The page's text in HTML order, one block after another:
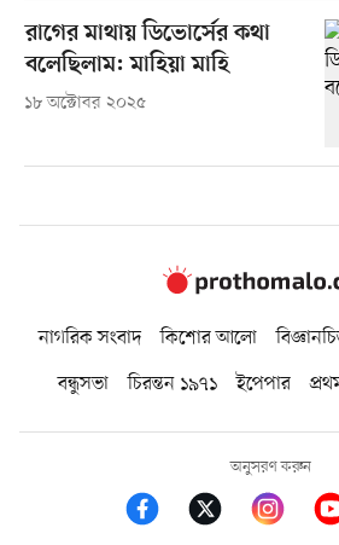
রাগের মাথায় ডিভোর্সের কথা
বলেছিলাম: মাহিয়া মাহি
১৮ অক্টোবর ২০২৫
নাগরিক সংবাদ কিশোর আলো
বন্ধুসভা
চিরন্তন ১৯৭১ ইপেপার
অনুসরণ করুন